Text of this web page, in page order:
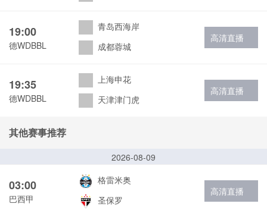
19:00
德WDBBL
青岛西海岸
成都蓉城
高清直播
19:35
德WDBBL
上海申花
天津津门虎
高清直播
其他赛事推荐
2026-08-09
03:00
巴西甲
格雷米奥
圣保罗
高清直播